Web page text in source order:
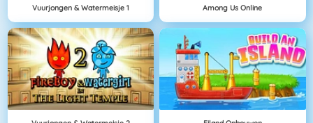
Vuurjongen & Watermeisje 1 Among Us Online